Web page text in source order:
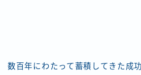
数百年にわたって蓄積してきた成